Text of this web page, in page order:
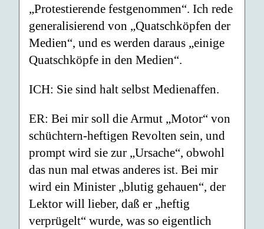
„Protestierende festgenommen“. Ich rede
generalisierend von „Quatschköpfen der
Medien“, und es werden daraus „einige
Quatschköpfe in den Medien“.
ICH: Sie sind halt selbst Medienaffen.
ER: Bei mir soll die Armut „Motor“ von
schüchtern-heftigen Revolten sein, und
prompt wird sie zur „Ursache“, obwohl
das nun mal etwas anderes ist. Bei mir
wird ein Minister „blutig gehauen“, der
Lektor will lieber, daß er „heftig
verprügelt“ wurde, was so eigentlich